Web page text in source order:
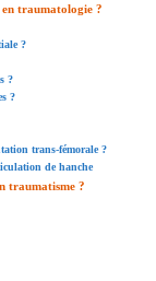
en traumatologie ?
?
?
?
trans-fémorale ?
de hanche
traumatisme ?